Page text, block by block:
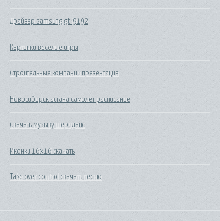
Драйвер samsung gt i9192
Картинки веселые игры
Строительные компании презентация
Новосибирск астана самолет расписание
Скачать музыку шериданс
Иконки 16x16 скачать
Take over control скачать песню